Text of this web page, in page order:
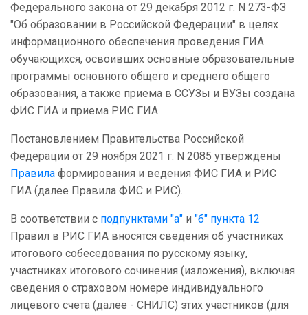
Федерального закона от 29 декабря 2012 г. N 273-ФЗ
"Об образовании в Российской Федерации" в целях
информационного обеспечения проведения ГИА
обучающихся, освоивших основные образовательные
программы основного общего и среднего общего
образования, а также приема в ССУЗы и ВУЗы создана
ФИС ГИА и приема РИС ГИА.
Постановлением Правительства Российской
Федерации от 29 ноября 2021 г. N 2085 утверждены
Правила формирования и ведения ФИС ГИА и РИС
ГИА (далее Правила ФИС и РИС).
В соответствии с подпунктами "а" и "б" пункта 12
Правил в РИС ГИА вносятся сведения об участниках
итогового собеседования по русскому языку,
участниках итогового сочинения (изложения), включая
сведения о страховом номере индивидуального
лицевого счета (далее - СНИЛС) этих участников (для